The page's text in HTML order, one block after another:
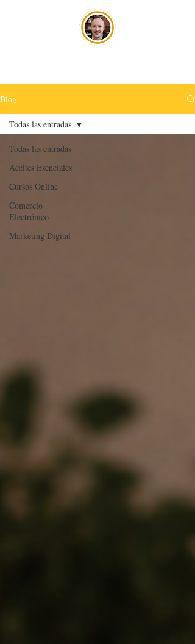
Blog
Todas las entradas
Aceites Esenciales
Cursos Online
Comercio
Electrónico
Marketing Digital
Todas las entradas